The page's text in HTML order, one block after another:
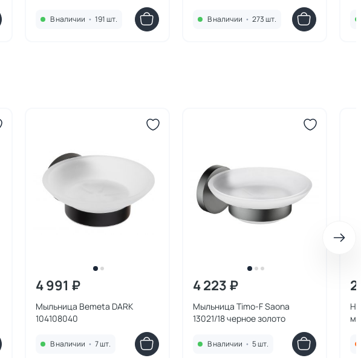
В наличии • 191 шт. В наличии • 273 шт.
4 991 ₽
Мыльница Bemeta DARK
104108040
В наличии • 7 шт.
4 223 ₽
Мыльница Timo-F Saona
13021/18 черное золото
В наличии • 5 шт.